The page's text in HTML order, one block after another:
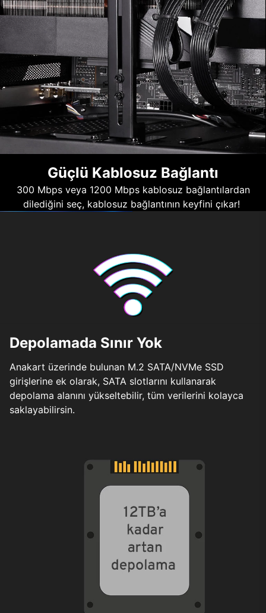
Güçlü Kablosuz Bağlantı
300 Mbps veya 1200 Mbps kablosuz bağlantılardan
dilediğini seç, kablosuz bağlantının keyfini çıkar!
Depolamada Sınır Yok
Anakart üzerinde bulunan M.2 SATA/NVMe SSD
girişlerine ek olarak, SATA slotlarını kullanarak
depolama alanını yükseltebilir, tüm verilerini kolayca
saklayabilirsin.